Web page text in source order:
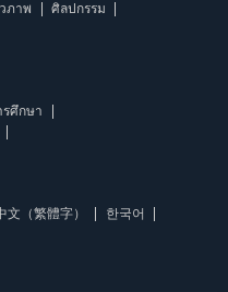
ภาพ
ศิลปกรรม
ศึกษา
文（繁體字）
한국어